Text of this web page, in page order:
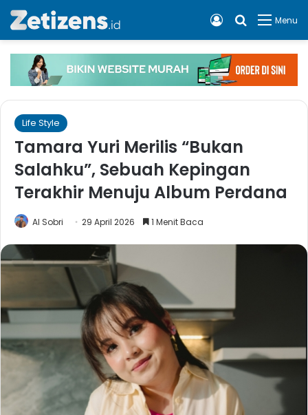
Menu
Cari apa,
Log In
Life Style
Tamara Yuri Merilis “Bukan
Salahku”, Sebuah Kepingan
Terakhir Menuju Album Perdana
Al Sobri 29 April 2026 1 Menit Baca